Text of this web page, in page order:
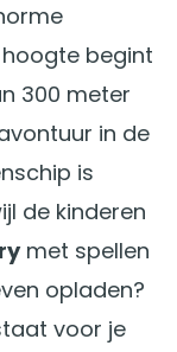
begint
300 meter
in de
is
de kinderen
met spellen
opladen?
voor je